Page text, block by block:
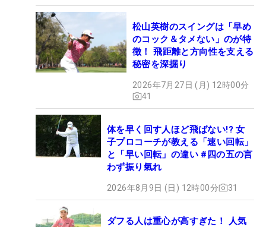
松山英樹のスイングは「早め
のコック＆タメない」のが特
徴！ 飛距離と方向性を支える
秘密を深掘り
2026年7月27日 (月) 12時00分
41
体を早く回す人ほど飛ばない!? 女
子プロコーチが教える「速い回転」
と「早い回転」の違い #四の五の言
わず振り氣れ
2026年8月9日 (日) 12時00分 31
ダフる人は重心が高すぎた！ 人気